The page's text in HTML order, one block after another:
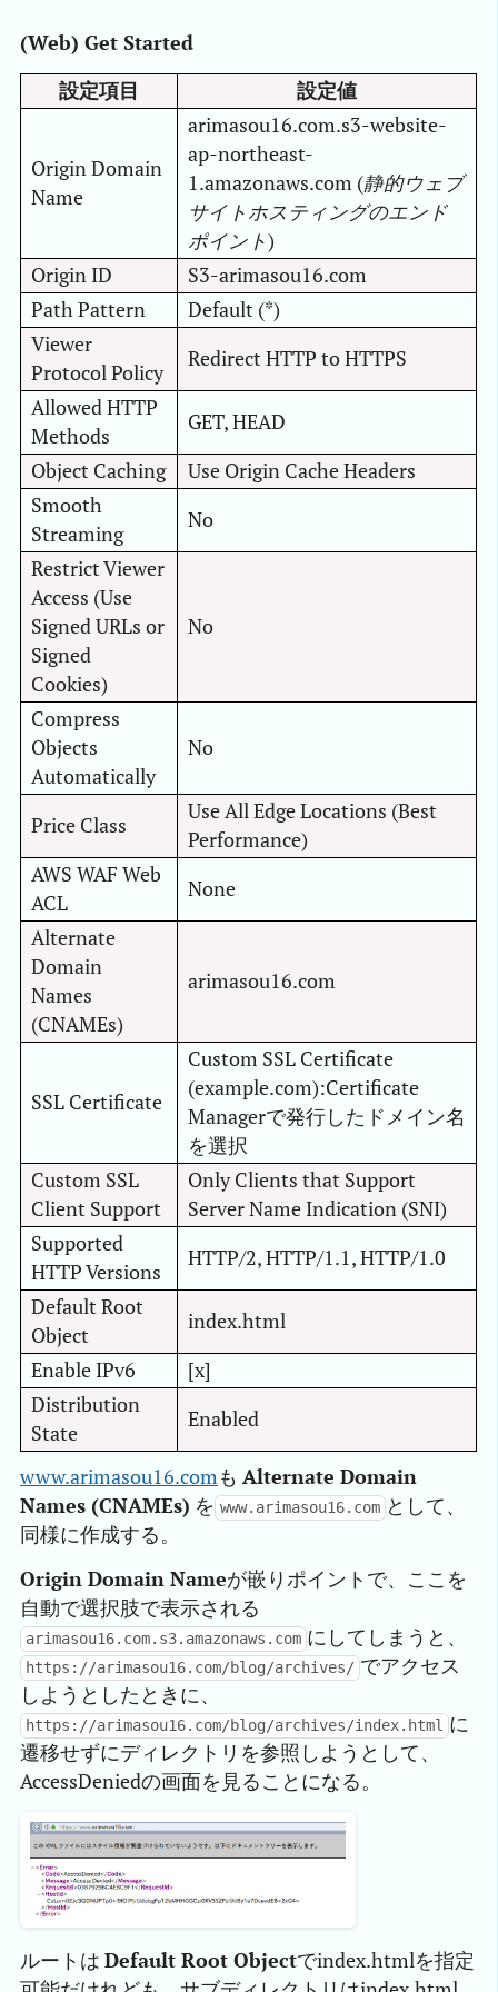
(Web) Get Started
設定項目
設定値
Origin Domain
Name
arimasou16.com.s3-website-
ap-northeast-
1.amazonaws.com (静的ウェブ
サイトホスティングのエンド
ポイント)
Origin ID
S3-arimasou16.com
Path Pattern
Default (*)
Viewer
Protocol Policy
Redirect HTTP to HTTPS
Allowed HTTP
Methods
GET, HEAD
Object Caching
Use Origin Cache Headers
Smooth
Streaming
No
Restrict Viewer
Access (Use
Signed URLs or
Signed
Cookies)
No
Compress
Objects
Automatically
No
Price Class
Use All Edge Locations (Best
Performance)
AWS WAF Web
ACL
None
Alternate
Domain
Names
(CNAMEs)
arimasou16.com
SSL Certificate
Custom SSL Certificate
(example.com):Certificate
Managerで発行したドメイン名
を選択
Custom SSL
Client Support
Only Clients that Support
Server Name Indication (SNI)
Supported
HTTP Versions
HTTP/2, HTTP/1.1, HTTP/1.0
Default Root
Object
index.html
Enable IPv6
[x]
Distribution
State
Enabled
www.arimasou16.comも Alternate Domain
Names (CNAMEs) を www.arimasou16.com として、
同様に作成する。
Origin Domain Nameが嵌りポイントで、ここを
自動で選択肢で表示される
arimasou16.com.s3.amazonaws.com にしてしまうと、
https://arimasou16.com/blog/archives/ でアクセス
しようとしたときに、
https://arimasou16.com/blog/archives/index.html に
遷移せずにディレクトリを参照しようとして、
AccessDeniedの画面を見ることになる。
ルートは Default Root Objectでindex.htmlを指定